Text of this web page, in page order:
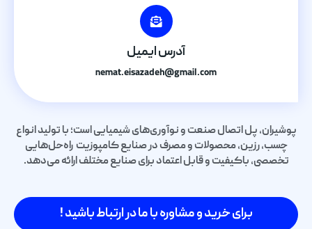
آدرس ایمیل
nemat.eisazadeh@gmail.com
پوشیران، پل اتصال صنعت و نوآوری‌های شیمیایی است؛ با تولید انواع
چسب، رزین، محصولات و مصرف در صنایع کامپوزیت راه‌حل‌هایی
تخصصی، باکیفیت و قابل اعتماد برای صنایع مختلف ارائه می‌دهد.
برای خرید و مشاوره با ما در ارتباط باشید !